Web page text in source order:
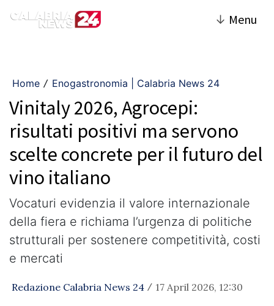
↓ Menu
Home / Enogastronomia | Calabria News 24
Vinitaly 2026, Agrocepi:
risultati positivi ma servono
scelte concrete per il futuro del
vino italiano
Vocaturi evidenzia il valore internazionale
della fiera e richiama l’urgenza di politiche
strutturali per sostenere competitività, costi
e mercati
Redazione Calabria News 24 / 17 April 2026, 12:30